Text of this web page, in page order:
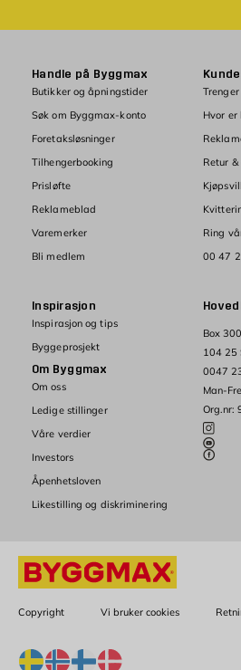
Box
104 25
0047
Man-
Org.nr:
Handle på Byggmax
Butikker og åpningstider
Søk om Byggmax-konto
Foretaksløsninger
Tilhengerbooking
Prisløfte
Reklameblad
Varemerker
Bli medlem
Hvor er
Retur
Ring
00 47
Inspirasjon
Inspirasjon og tips
Byggeprosjekt
Om Byggmax
Om oss
Ledige stillinger
Våre verdier
Investors
Åpenhetsloven
Likestilling og diskriminering
Copyright Vi bruker cookies